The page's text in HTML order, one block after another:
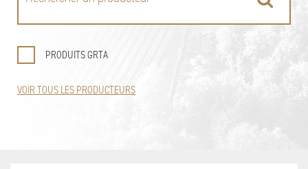
PRODUITS GRTA
VOIR TOUS LES PRODUCTEURS